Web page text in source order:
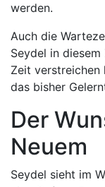
werden.
Auch die
Seydel in
Zeit verstreichen
das bisher
Der
Neuem
Seydel sieht im